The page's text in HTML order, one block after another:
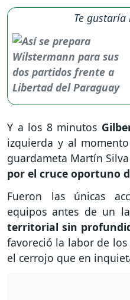
Te
Y a los 8 minutos
izquierda y al
guardameta Martín Silva
por el cruce oportuno
Fueron las únicas
equipos antes de un
territorial sin
favoreció la labor de
el cerrojo que en